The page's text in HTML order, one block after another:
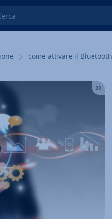
come attivare il Bluetooth